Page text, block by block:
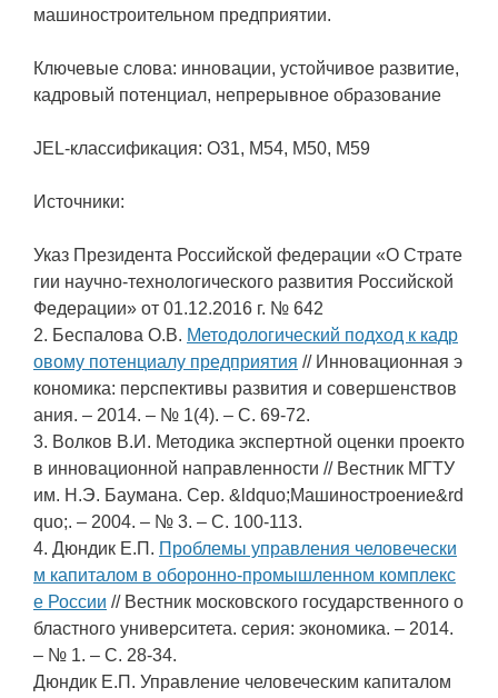
машиностроительном предприятии.
Ключевые слова: инновации, устойчивое развитие,
кадровый потенциал, непрерывное образование
JEL-классификация: O31, M54, M50, M59
Источники:
Указ Президента Российской федерации «О Страте
гии научно-технологического развития Российской
Федерации» от 01.12.2016 г. № 642
2. Беспалова О.В. Методологический подход к кадр
овому потенциалу предприятия // Инновационная э
кономика: перспективы развития и совершенствов
ания. – 2014. – № 1(4). – С. 69-72.
3. Волков В.И. Методика экспертной оценки проекто
в инновационной направленности // Вестник МГТУ
им. Н.Э. Баумана. Сер. &ldquo;Машиностроение&rd
quo;. – 2004. – № 3. – С. 100-113.
4. Дюндик Е.П. Проблемы управления человечески
м капиталом в оборонно-промышленном комплекс
е России // Вестник московского государственного о
бластного университета. серия: экономика. – 2014.
– № 1. – С. 28-34.
Дюндик Е.П. Управление человеческим капиталом